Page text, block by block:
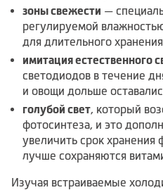
зоны свежести —
регулируемой
для длительного
имитация естественного
светодиодов в течение
и овощи дольше
голубой свет, который
фотосинтеза, и это
увеличить срок хранения
лучше сохраняются
Изучая встраиваемые